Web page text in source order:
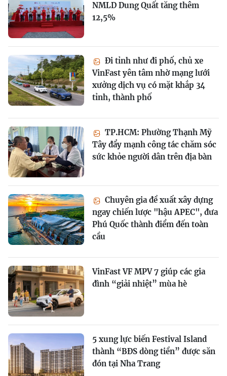
NMLD Dung Quất tăng thêm
12,5%
Đi tỉnh như đi phố, chủ xe
VinFast yên tâm nhờ mạng lưới
xưởng dịch vụ có mặt khắp 34
tỉnh, thành phố
TP.HCM: Phường Thạnh Mỹ
Tây đẩy mạnh công tác chăm sóc
sức khỏe người dân trên địa bàn
Chuyên gia đề xuất xây dựng
ngay chiến lược "hậu APEC", đưa
Phú Quốc thành điểm đến toàn
cầu
VinFast VF MPV 7 giúp các gia
đình “giải nhiệt” mùa hè
5 xung lực biến Festival Island
thành “BĐS dòng tiền” được săn
đón tại Nha Trang